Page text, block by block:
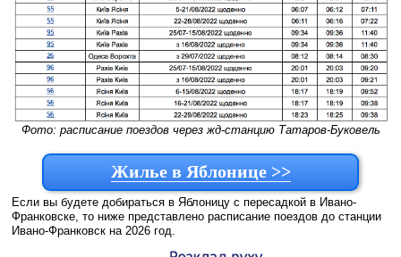
Фото: расписание поездов через жд-станцию Татаров-Буковель
Жилье в Яблонице >>
Если вы будете добираться в Яблоницу с пересадкой в Ивано-
Франковске, то ниже представлено расписание поездов до станции
Ивано-Франковск на 2026 год.